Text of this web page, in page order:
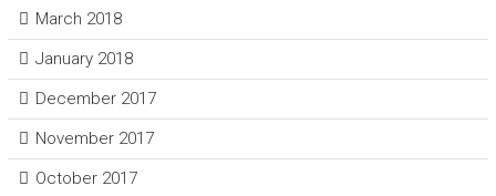
March 2018
January 2018
December 2017
November 2017
October 2017